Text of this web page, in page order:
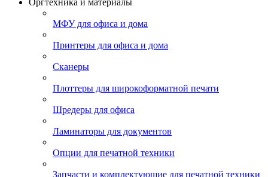
Оргтехника и материалы
МФУ для офиса и дома
Принтеры для офиса и дома
Сканеры
Плоттеры для широкоформатной печати
Шредеры для офиса
Ламинаторы для документов
Опции для печатной техники
Запчасти и комплектующие для печатной техники